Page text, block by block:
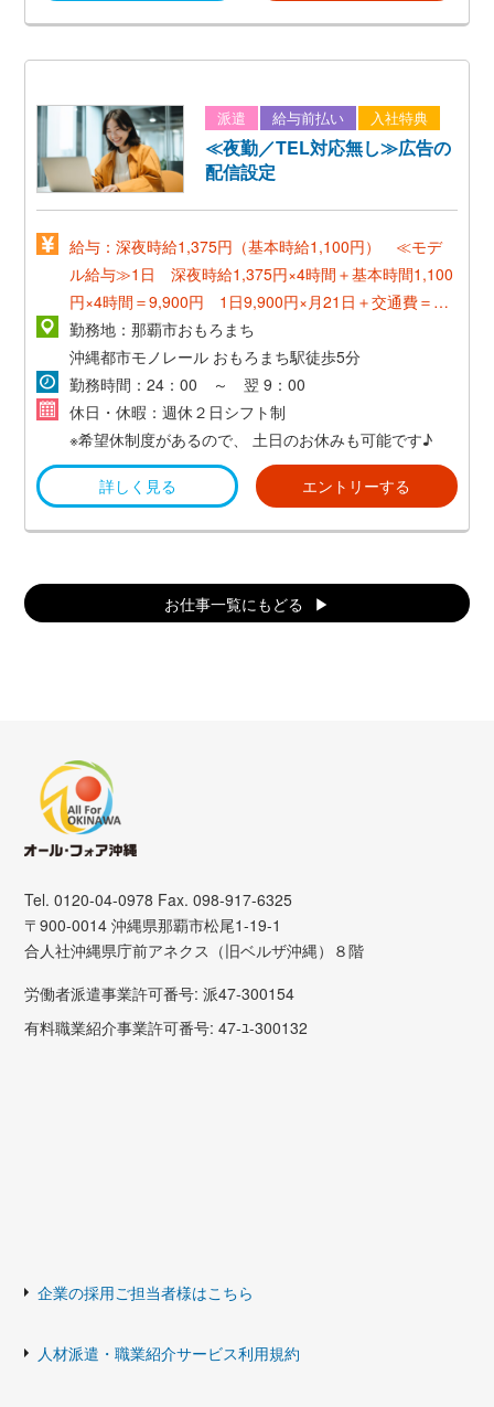
派遣 給与前払い 入社特典
≪夜勤／TEL対応無し≫広告の
配信設定
給与：深夜時給1,375円（基本時給1,100円） ≪モデ
ル給与≫1日 深夜時給1,375円×4時間＋基本時間1,100
円×4時間＝9,900円 1日9,900円×月21日＋交通費＝
207,900円 ～
勤務地：那覇市おもろまち
沖縄都市モノレール おもろまち駅徒歩5分
勤務時間：24：00 ～ 翌 9：00
休日・休暇：週休２日シフト制
※希望休制度があるので、
土日のお休みも可能です♪
詳しく見る エントリーする
お仕事一覧にもどる
Tel. 0120-04-0978 Fax. 098-917-6325
〒900-0014 沖縄県那覇市松尾1-19-1
合人社沖縄県庁前アネクス（旧ベルザ沖縄）８階
労働者派遣事業許可番号: 派47-300154
有料職業紹介事業許可番号: 47-ﾕ-300132
企業の採用ご担当者様はこちら
人材派遣・職業紹介サービス利用規約